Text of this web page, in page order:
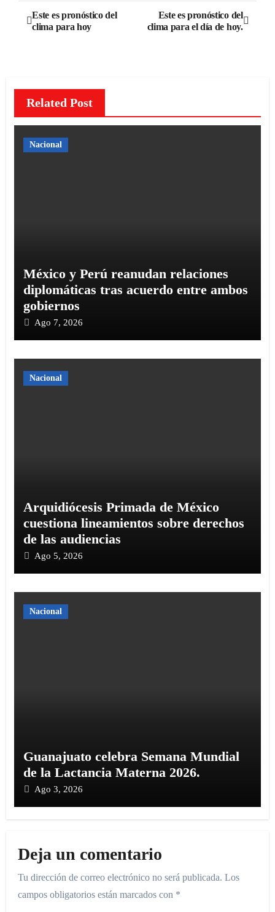
Navegación
de
Este es pronóstico del
clima para hoy
Este es pronóstico del
clima para el día de hoy.
Related Post
Nacional
México y Perú reanudan relaciones
diplomáticas tras acuerdo entre ambos
gobiernos
Ago 7, 2026
Nacional
Arquidiócesis Primada de México
cuestiona lineamientos sobre derechos
de las audiencias
Ago 5, 2026
Nacional
Guanajuato celebra Semana Mundial
de la Lactancia Materna 2026.
Ago 3, 2026
Deja un comentario
Tu dirección de correo electrónico no será publicada. Los
campos obligatorios están marcados con *